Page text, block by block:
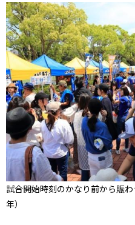
試合開始時刻のかなり前から賑
年）